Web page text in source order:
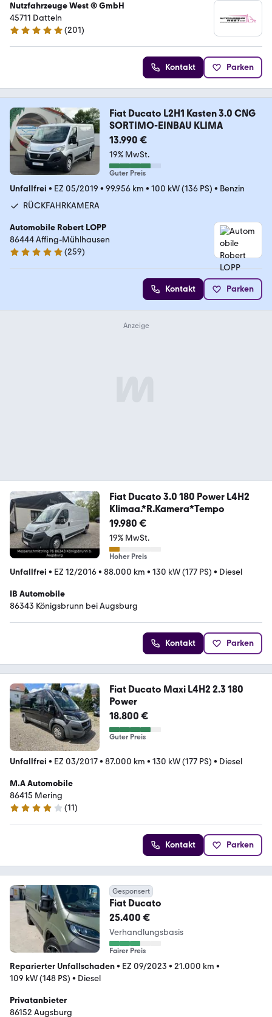
Nutzfahrzeuge West ® GmbH
45711 Datteln
4.9 Sterne
(201)
Kontakt Parken
Fiat Ducato L2H1 Kasten 3.0 CNG
SORTIMO-EINBAU KLIMA
13.990 €
19% MwSt.
Guter Preis
Unfallfrei • EZ 05/2019 • 99.956 km • 100 kW (136 PS) • Benzin
RÜCKFAHRKAMERA
Automobile Robert LOPP
86444 Affing-Mühlhausen
5 Sterne
(259)
Kontakt Parken
Fiat Ducato 3.0 180 Power L4H2
Klimaa.*R.Kamera*Tempo
19.980 €
19% MwSt.
Hoher Preis
Unfallfrei • EZ 12/2016• 88.000 km • 130 kW (177 PS) • Diesel
IB Automobile
86343 Königsbrunn bei Augsburg
Kontakt Parken
Fiat Ducato Maxi L4H2 2.3 180
Power
18.800 €
Guter Preis
Unfallfrei • EZ 03/2017• 87.000 km • 130 kW (177 PS) • Diesel
M.A Automobile
86415 Mering
3.8 Sterne
(11)
Kontakt Parken
Gesponsert
Fiat Ducato
25.400 €
Verhandlungsbasis
Fairer Preis
Reparierter Unfallschaden• EZ 09/2023 • 21.000 km •
109 kW (148 PS) • Diesel
Privatanbieter
86152 Augsburg